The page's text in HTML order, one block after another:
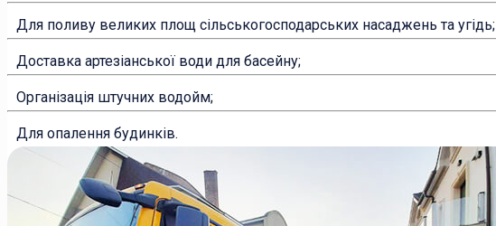
Для поливу великих площ сільськогосподарських насаджень та угідь;
Доставка артезіанської води для басейну;
Організація штучних водойм;
Для опалення будинків.